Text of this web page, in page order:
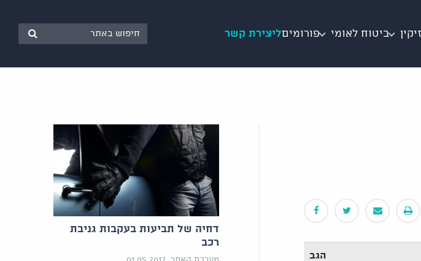
ביטוח לאומי פורומיםליצירת קשר
הגב
דחיה של תביעות בעקבות גניבת
רכב